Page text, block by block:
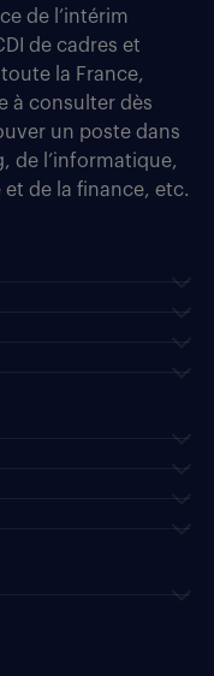
de l’intérim
de cadres et
la France,
à consulter dès
un poste dans
de l’informatique,
de la finance, etc.